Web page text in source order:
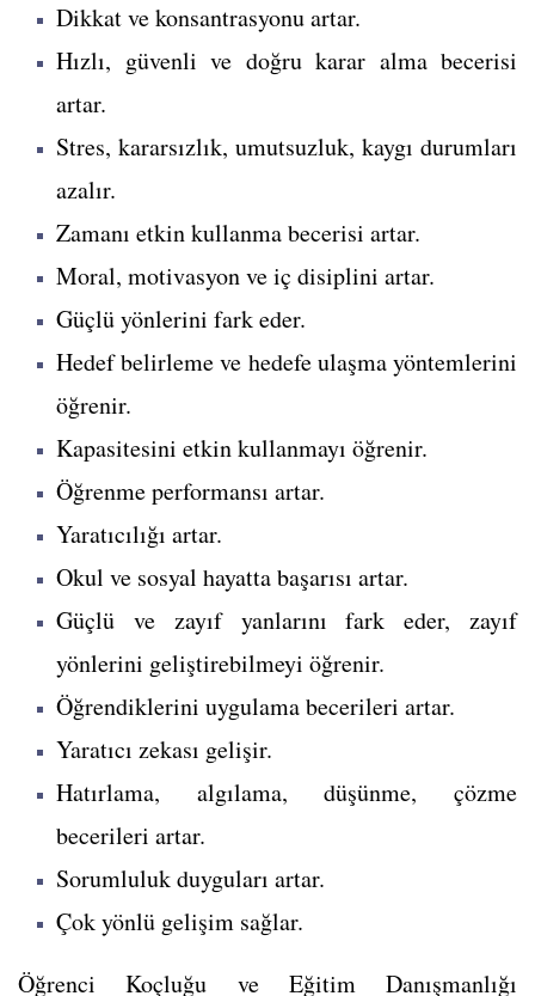
Dikkat ve konsantrasyonu artar.
Hızlı, güvenli ve doğru karar alma becerisi
artar.
Stres, kararsızlık, umutsuzluk, kaygı durumları
azalır.
Zamanı etkin kullanma becerisi artar.
Moral, motivasyon ve iç disiplini artar.
Güçlü yönlerini fark eder.
Hedef belirleme ve hedefe ulaşma yöntemlerini
öğrenir.
Kapasitesini etkin kullanmayı öğrenir.
Öğrenme performansı artar.
Yaratıcılığı artar.
Okul ve sosyal hayatta başarısı artar.
Güçlü ve zayıf yanlarını fark eder, zayıf
yönlerini geliştirebilmeyi öğrenir.
Öğrendiklerini uygulama becerileri artar.
Yaratıcı zekası gelişir.
Hatırlama, algılama, düşünme, çözme
becerileri artar.
Sorumluluk duyguları artar.
Çok yönlü gelişim sağlar.
Öğrenci Koçluğu ve Eğitim Danışmanlığı